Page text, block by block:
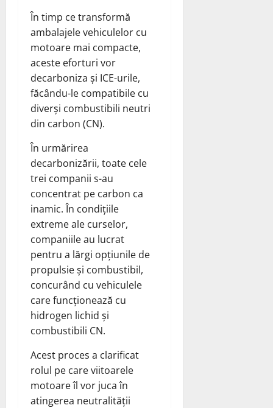
În timp ce transformă
ambalajele vehiculelor cu
motoare mai compacte,
aceste eforturi vor
decarboniza și ICE-urile,
făcându-le compatibile cu
diverși combustibili neutri
din carbon (CN).
În urmărirea
decarbonizării, toate cele
trei companii s-au
concentrat pe carbon ca
inamic. În condițiile
extreme ale curselor,
companiile au lucrat
pentru a lărgi opțiunile de
propulsie și combustibil,
concurând cu vehiculele
care funcționează cu
hidrogen lichid și
combustibili CN.
Acest proces a clarificat
rolul pe care viitoarele
motoare îl vor juca în
atingerea neutralității